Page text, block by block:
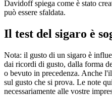
Davidoff spiega come è stato
può essere sfaldata.
Il test del sigaro è
Nota: il gusto di un sigaro è
dai ricordi di gusto, dalla forma
o bevuto in precedenza. Anche
sul gusto che si prova. Le note
necessariamente alle vostre